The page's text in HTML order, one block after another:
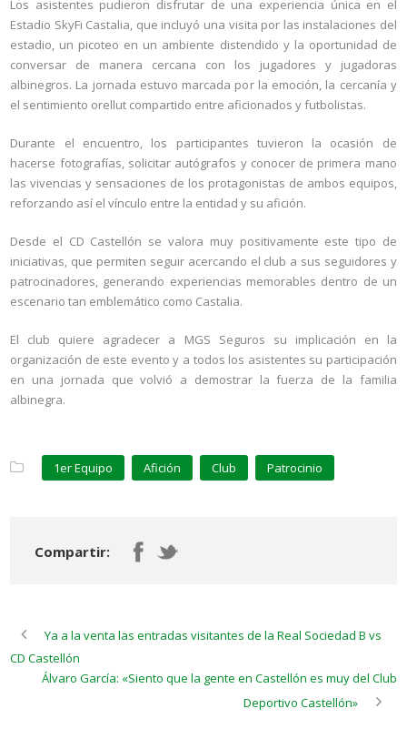
Los asistentes pudieron disfrutar de una experiencia única en el
Estadio SkyFi Castalia, que incluyó una visita por las instalaciones del
estadio, un picoteo en un ambiente distendido y la oportunidad de
conversar de manera cercana con los jugadores y jugadoras
albinegros. La jornada estuvo marcada por la emoción, la cercanía y
el sentimiento orellut compartido entre aficionados y futbolistas.
Durante el encuentro, los participantes tuvieron la ocasión de
hacerse fotografías, solicitar autógrafos y conocer de primera mano
las vivencias y sensaciones de los protagonistas de ambos equipos,
reforzando así el vínculo entre la entidad y su afición.
Desde el CD Castellón se valora muy positivamente este tipo de
iniciativas, que permiten seguir acercando el club a sus seguidores y
patrocinadores, generando experiencias memorables dentro de un
escenario tan emblemático como Castalia.
El club quiere agradecer a MGS Seguros su implicación en la
organización de este evento y a todos los asistentes su participación
en una jornada que volvió a demostrar la fuerza de la familia
albinegra.
1er Equipo Afición Club Patrocinio
Compartir:
Ya a la venta las entradas visitantes de la Real Sociedad B vs
CD Castellón
Álvaro García: «Siento que la gente en Castellón es muy del Club
Deportivo Castellón»